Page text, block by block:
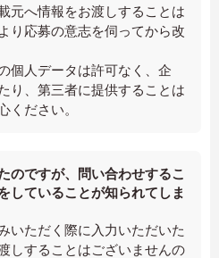
元へ情報をお渡しすることは
り応募の意志を伺ってから改
個人データは許可なく、企
り、第三者に提供することは
ください。
のですが、問い合わせするこ
していることが知られてしま
いただく際に入力いただいた
しすることはございませんの